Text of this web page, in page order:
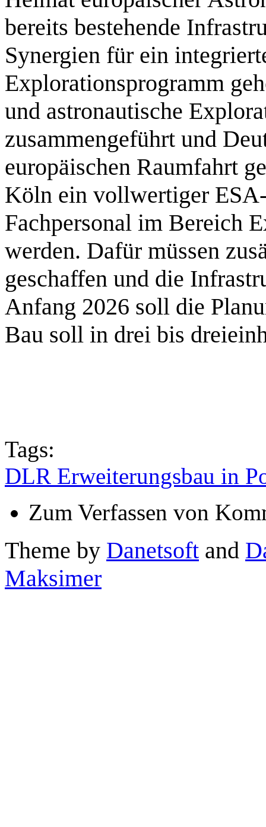
bereits bestehende
Synergien für ein
Explorationsprogramm
und astronautische
zusammengeführt und
europäischen Raumfahrt
Köln ein vollwertiger
Fachpersonal im Bereich
werden. Dafür müssen
geschaffen und die
Anfang 2026 soll die
Bau soll in drei bis
Tags:
DLR Erweiterungsbau in
Zum Verfassen von
Theme by Danetsoft and
Maksimer